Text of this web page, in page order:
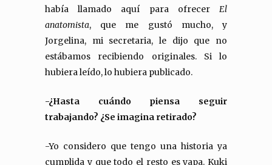
había llamado aquí para ofrecer El
anatomista, que me gustó mucho, y
Jorgelina, mi secretaria, le dijo que no
estábamos recibiendo originales. Si lo
hubiera leído, lo hubiera publicado.
-¿Hasta cuándo piensa seguir
trabajando? ¿Se imagina retirado?
-Yo considero que tengo una historia ya
cumplida y que todo el resto es yapa. Kuki